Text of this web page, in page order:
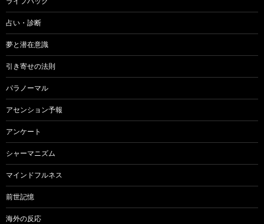
占い・診断
夢と潜在意識
引き寄せの法則
パラノーマル
アセンション予報
アンケート
シャーマニズム
マインドフルネス
前世記憶
海外の反応